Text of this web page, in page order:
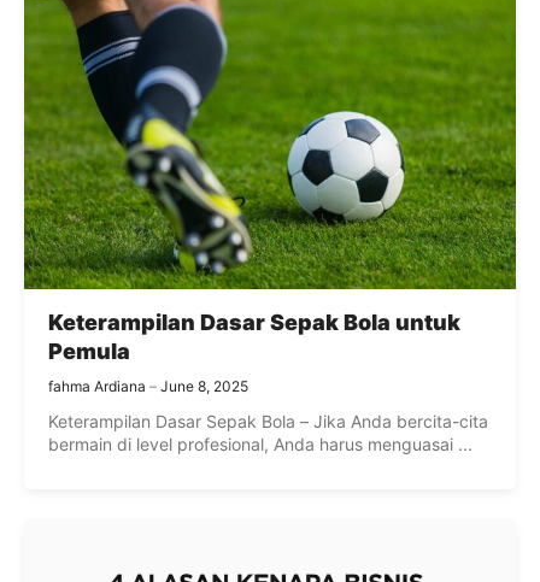
Keterampilan Dasar Sepak Bola untuk
Pemula
fahma Ardiana June 8, 2025
Keterampilan Dasar Sepak Bola – Jika Anda bercita-cita
bermain di level profesional, Anda harus menguasai ...